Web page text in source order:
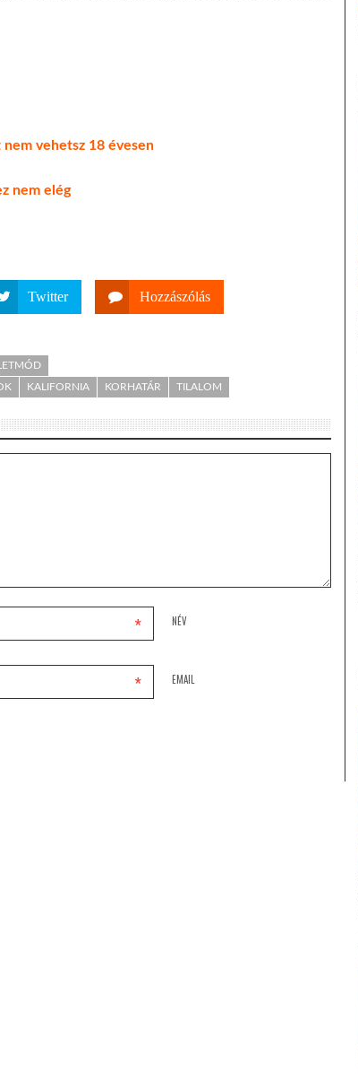
vehetsz 18 évesen
nem elég
Twitter Hozzászólás
KALIFORNIA KORHATÁR TILALOM
NÉV
*
EMAIL
*